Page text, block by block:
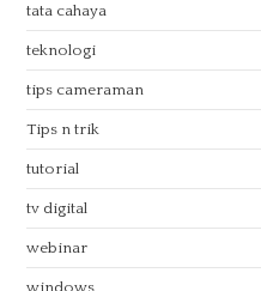
tata cahaya
teknologi
tips cameraman
Tips n trik
tutorial
tv digital
webinar
windows